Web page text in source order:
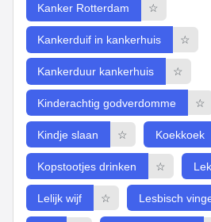
Kanker Rotterdam ☆
Kankerduif in kankerhuis ☆
Kankerduur kankerhuis ☆
Kinderachtig godverdomme ☆
Kindje slaan ☆ Koekkoek
Kopstootjes drinken ☆
Lelijk wijf ☆ Lesbisch